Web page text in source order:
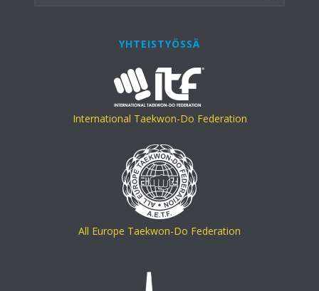
YHTEISTYÖSSÄ
International Taekwon-Do Federation
All Europe Taekwon-Do Federation